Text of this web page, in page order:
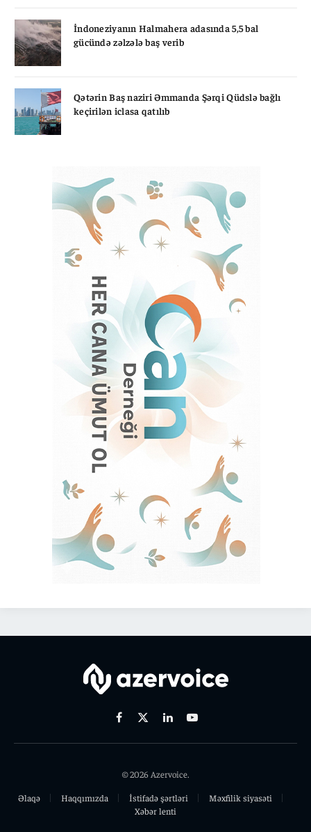
İndoneziyanın Halmahera adasında 5,5 bal
gücündə zəlzələ baş verib
Qətərin Baş naziri Əmmanda Şərqi Qüdslə bağlı
keçirilən iclasa qatılıb
Facebook
X
LinkedinYoutube
© 2026 Azervoice.
Əlaqə
Haqqımızda İstifadə şərtləri
Məxfilik siyasəti
Xəbər lenti